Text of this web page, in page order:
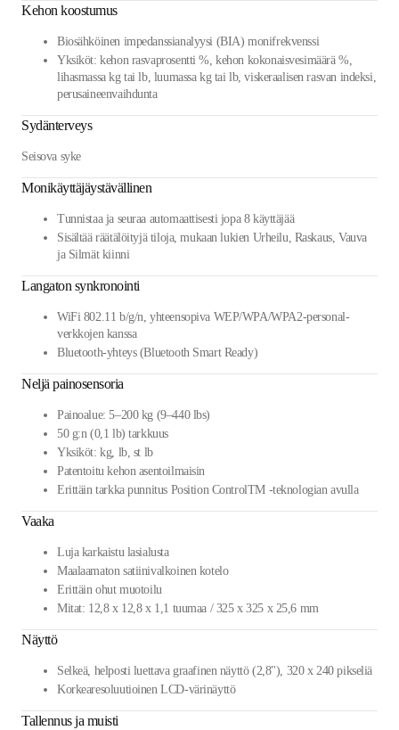
Kehon koostumus
Biosähköinen impedanssianalyysi (BIA) monifrekvenssi
Yksiköt: kehon rasvaprosentti %, kehon kokonaisvesimäärä %,
lihasmassa kg tai lb, luumassa kg tai lb, viskeraalisen rasvan indeksi,
perusaineenvaihdunta
Sydänterveys
Seisova syke
Monikäyttäjäystävällinen
Tunnistaa ja seuraa automaattisesti jopa 8 käyttäjää
Sisältää räätälöityjä tiloja, mukaan lukien Urheilu, Raskaus, Vauva
ja Silmät kiinni
Langaton synkronointi
WiFi 802.11 b/g/n, yhteensopiva WEP/WPA/WPA2-personal-
verkkojen kanssa
Bluetooth-yhteys (Bluetooth Smart Ready)
Neljä painosensoria
Painoalue: 5–200 kg (9–440 lbs)
50 g:n (0,1 lb) tarkkuus
Yksiköt: kg, lb, st lb
Patentoitu kehon asentoilmaisin
Erittäin tarkka punnitus Position ControlTM -teknologian avulla
Vaaka
Luja karkaistu lasialusta
Maalaamaton satiinivalkoinen kotelo
Erittäin ohut muotoilu
Mitat: 12,8 x 12,8 x 1,1 tuumaa / 325 x 325 x 25,6 mm
Näyttö
Selkeä, helposti luettava graafinen näyttö (2,8"), 320 x 240 pikseliä
Korkearesoluutioinen LCD-värinäyttö
Tallennus ja muisti